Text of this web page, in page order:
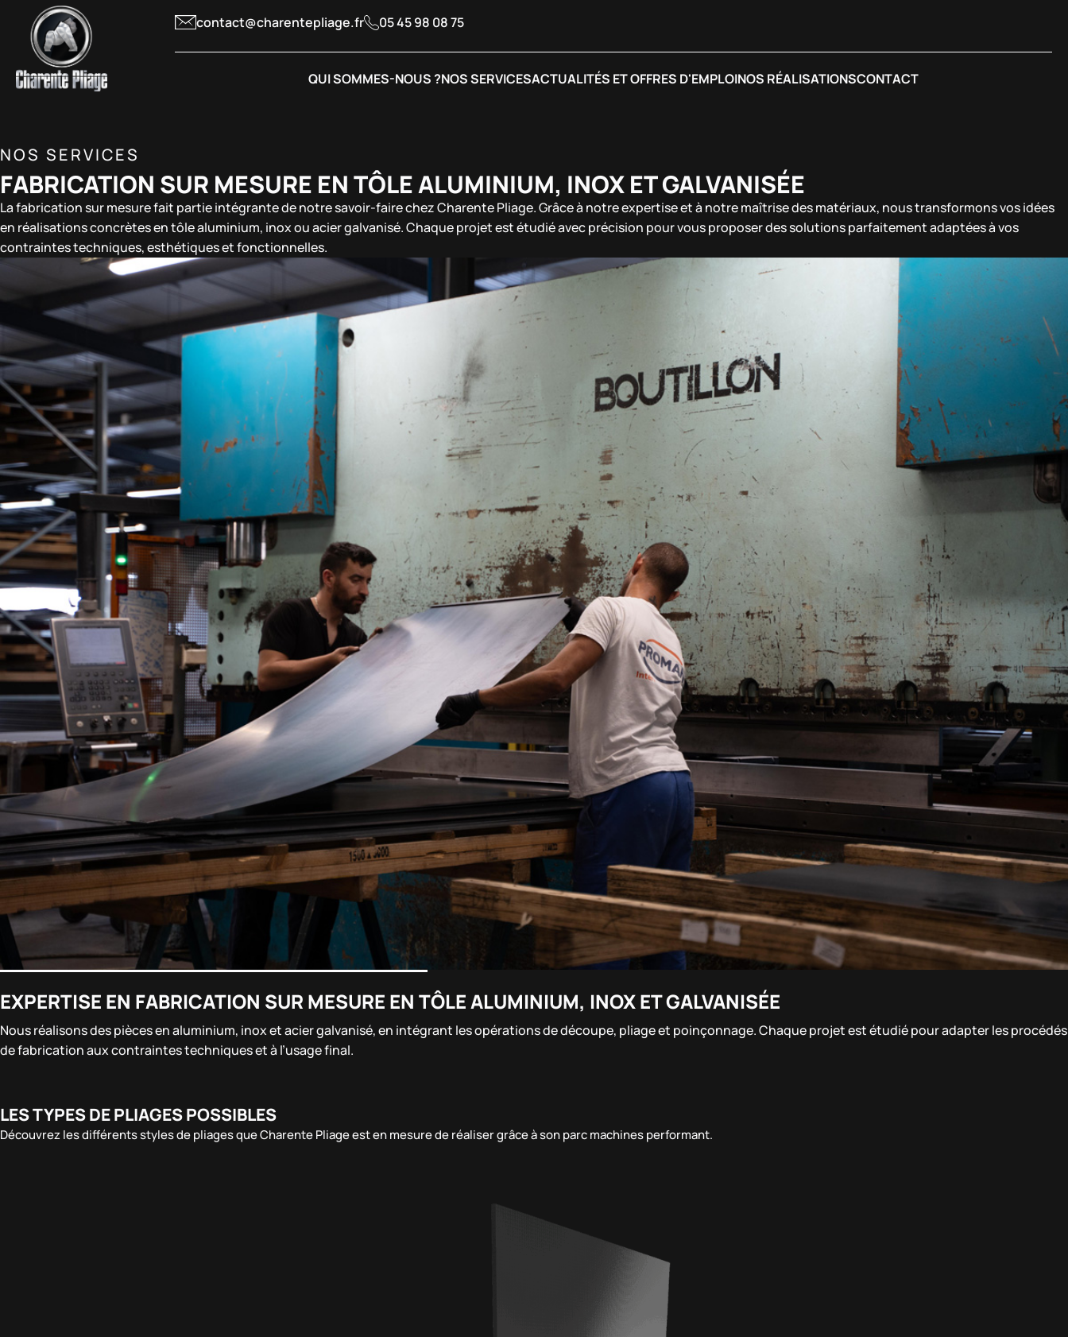
QUI SOMMES-NOUS ?NOS SERVICESACTUALITÉS ET OFFRES D'EMPLOINOS RÉALISATIONSCONTACT
contact@charentepliage.fr 05 45 98 08 75
NOS SERVICES
FABRICATION SUR MESURE EN TÔLE ALUMINIUM, INOX ET GALVANISÉE
La fabrication sur mesure fait partie intégrante de notre savoir-faire chez Charente Pliage. Grâce à notre expertise et à notre maîtrise des matériaux, nous transformons vos idées
en réalisations concrètes en tôle aluminium, inox ou acier galvanisé. Chaque projet est étudié avec précision pour vous proposer des solutions parfaitement adaptées à vos
contraintes techniques, esthétiques et fonctionnelles.
EXPERTISE EN FABRICATION SUR MESURE EN TÔLE ALUMINIUM, INOX ET GALVANISÉE
Nous réalisons des pièces en aluminium, inox et acier galvanisé, en intégrant les opérations de découpe, pliage et poinçonnage. Chaque projet est étudié pour adapter les procédés
de fabrication aux contraintes techniques et à l’usage final.
LES TYPES DE PLIAGES POSSIBLES
Découvrez les différents styles de pliages que Charente Pliage est en mesure de réaliser grâce à son parc machines performant.